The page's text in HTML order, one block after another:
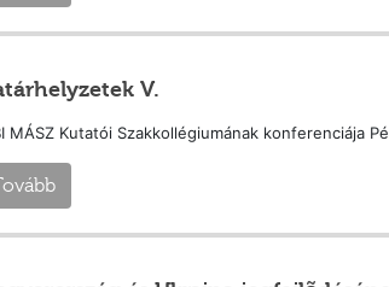
V.
MÁSZ Kutatói Szakkollégiumának konferenciája